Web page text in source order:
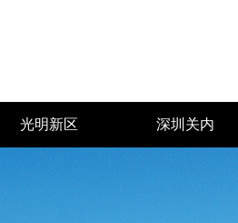
光明新区 深圳关内